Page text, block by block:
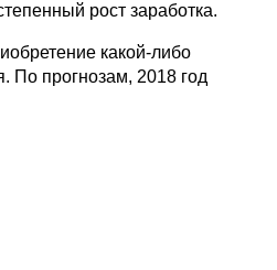
рост заработка.
какой-либо
По прогнозам, 2018 год